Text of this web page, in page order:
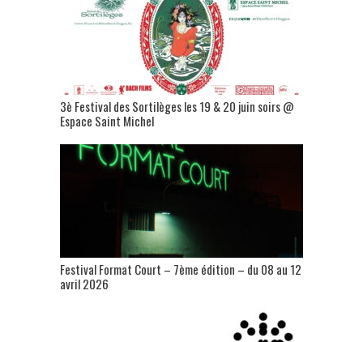
3è Festival des Sortilèges les 19 & 20 juin soirs @
Espace Saint Michel
Festival Format Court – 7ème édition – du 08 au 12
avril 2026